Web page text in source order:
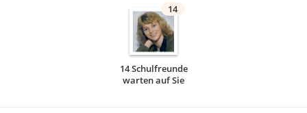
14
14 Schulfreunde
warten auf Sie